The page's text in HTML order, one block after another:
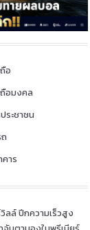
อ
อมงคล
ระชาชน
าร
ลล์ ปีกความเร็วสูง